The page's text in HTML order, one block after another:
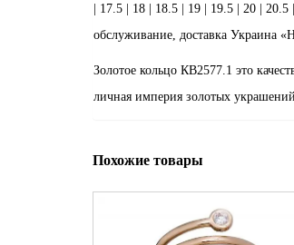
| 17.5 | 18 | 18.5 | 19 | 19.5 | 20 |
обслуживание, доставка Украина
Золотое кольцо КВ2577.1 это
личная империя золотых
Похожие товары